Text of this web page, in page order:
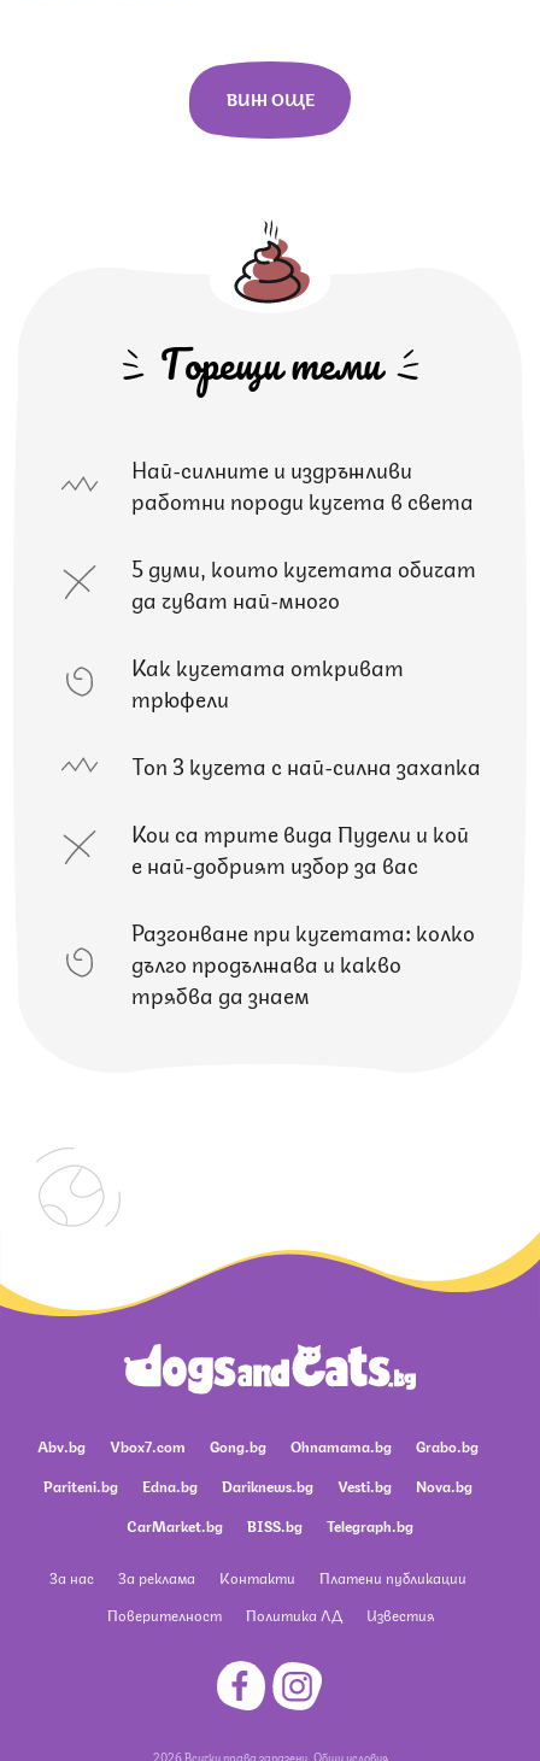
ВИЖ ОЩЕ
Горещи теми
Най-силните и издръжливи
работни породи кучета в света
5 думи, които кучетата обичат
да чуват най-много
Как кучетата откриват
трюфели
Топ 3 кучета с най-силна захапка
Кои са трите вида Пудели и кой
е най-добрият избор за вас
Разгонване при кучетата: колко
дълго продължава и какво
трябва да знаем
Abv.bg Vbox7.com Gong.bg Ohnamama.bg
Grabo.bg
Pariteni.bg
Edna.bg Dariknews.bg Vesti.bg
Nova.bg
CarMarket.bg
BISS.bg Telegraph.bg
За нас За реклама Контакти
Платени публикации
Поверителност
Политика ЛД Известия
2026 Всички права запазени. Общи условия